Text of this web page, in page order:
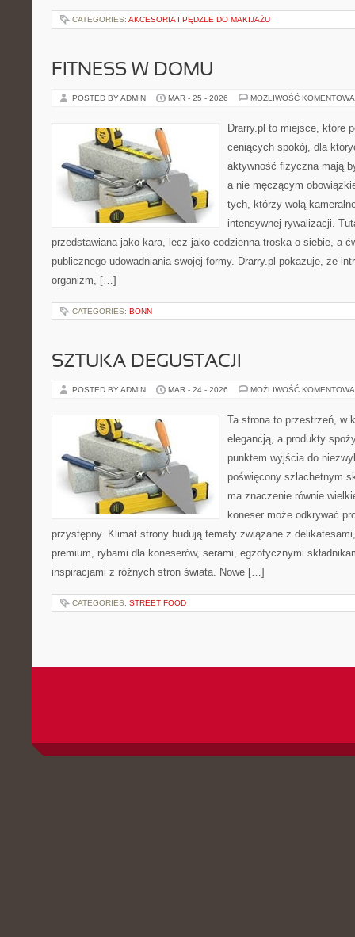
CATEGORIES: AKCESORIA I PĘDZLE DO MAKIJAŻU
FITNESS W DOMU
POSTED BY ADMIN MAR - 25 - 2026 MOŻLIWOŚĆ
Drarry.pl to miejsce, które
ceniących spokój, dla
aktywność fizyczna mają
a nie męczącym
tych, którzy wolą
intensywnej rywalizacji.
przedstawiana jako kara, lecz jako codzienna troska o siebie, a
publicznego udowadniania swojej formy. Drarry.pl pokazuje, że
organizm, […]
CATEGORIES: BONN
SZTUKA DEGUSTACJI
POSTED BY ADMIN MAR - 24 - 2026 MOŻLIWOŚĆ
Ta strona to przestrzeń, w
elegancją, a produkty
punktem wyjścia do
poświęcony szlachetnym
ma znaczenie równie
koneser może odkrywać
przystępny. Klimat strony budują tematy związane z
premium, rybami dla koneserów, serami, egzotycznymi
inspiracjami z różnych stron świata. Nowe […]
CATEGORIES: STREET FOOD